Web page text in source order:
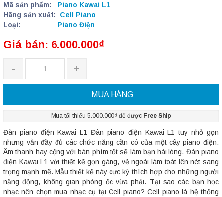
Mã sản phẩm:
Piano Kawai L1
Hãng sản xuất:
Cell Piano
Loại:
Piano Điện
Giá bán: 6.000.000₫
- +
MUA HÀNG
Mua tối thiểu 5.000.000₫ để được Free Ship
Đàn piano điện Kawai L1 Đàn piano điện Kawai L1 tuy nhỏ gọn
nhưng vẫn đầy đủ các chức năng cần có của một cây piano điện.
Âm thanh hay cộng với bàn phím tốt sẽ làm bạn hài lòng. Đàn piano
điện Kawai L1 với thiết kế gọn gàng, vẻ ngoài làm toát lên nét sang
trọng mạnh mẽ. Mẫu thiết kế này cực kỳ thích hợp cho những người
năng động, không gian phòng ốc vừa phải. Tại sao các bạn học
nhạc nên chọn mua nhạc cụ tại Cell piano? Cell piano là hệ thống